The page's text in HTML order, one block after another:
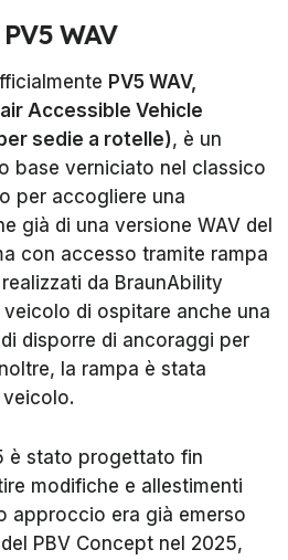
WAV
PV5 WAV,
Accessible Vehicle
sedie a rotelle), è un
base verniciato nel classico
per accogliere una
già di una versione WAV del
con accesso tramite rampa
da BraunAbility
di ospitare anche una
disporre di ancoraggi per
la rampa è stata
è stato progettato fin
modifiche e allestimenti
approccio era già emerso
PBV Concept nel 2025,